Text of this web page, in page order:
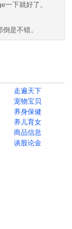
一下就好了。
是不错。
走遍天下
宠物宝贝
养身保健
养儿育女
商品信息
谈股论金